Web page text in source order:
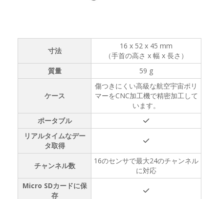
寸法
16 x 52 x 45 mm
（手首の高さ x 幅 x 長さ）
質量
59 g
ケース
傷つきにくい高級な航空宇宙ポリ
マーをCNC加工機で精密加工して
います。
ポータブル
リアルタイムなデー
タ取得
チャンネル数
16のセンサで最大24のチャンネル
に対応
Micro SDカードに保
存